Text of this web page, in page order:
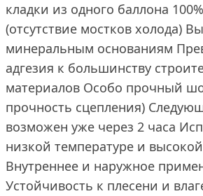
кладки из одного баллона
(отсутствие мостков холода)
минеральным основаниям
адгезия к большинству
материалов Особо прочный
прочность сцепления)
возможен уже через 2 часа
низкой температуре и
Внутреннее и наружное
Устойчивость к плесени и